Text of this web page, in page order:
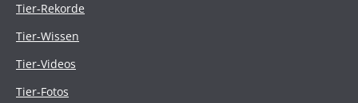
Tier-Rekorde
Tier-Wissen
Tier-Videos
Tier-Fotos